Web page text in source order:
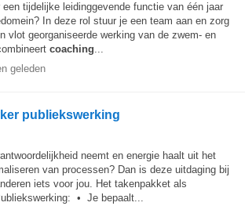
tijdelijke leidinggevende functie van één jaar
In deze rol stuur je een team aan en zorg
vlot georganiseerde werking van de zwem- en
coaching...
geleden
publiekswerking
neemt en energie haalt uit het
van processen? Dan is deze uitdaging bij
iets voor jou. Het takenpakket als
• Je bepaalt...